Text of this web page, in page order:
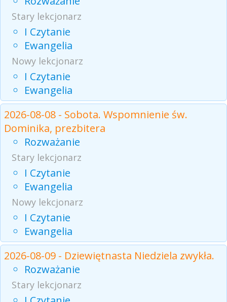
Stary lekcjonarz
I Czytanie
Ewangelia
Nowy lekcjonarz
I Czytanie
Ewangelia
2026-08-08 - Sobota. Wspomnienie św.
Dominika, prezbitera
Rozważanie
Stary lekcjonarz
I Czytanie
Ewangelia
Nowy lekcjonarz
I Czytanie
Ewangelia
2026-08-09 - Dziewiętnasta Niedziela zwykła.
Rozważanie
Stary lekcjonarz